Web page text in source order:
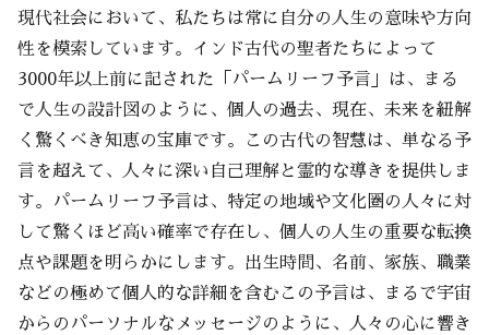
現代社会において、私たちは常に自分の人生の意味や方向
性を模索しています。インド古代の聖者たちによって
3000年以上前に記された「パームリーフ予言」は、まる
で人生の設計図のように、個人の過去、現在、未来を紐解
く驚くべき知恵の宝庫です。この古代の智慧は、単なる予
言を超えて、人々に深い自己理解と霊的な導きを提供しま
す。パームリーフ予言は、特定の地域や文化圏の人々に対
して驚くほど高い確率で存在し、個人の人生の重要な転換
点や課題を明らかにします。出生時間、名前、家族、職業
などの極めて個人的な詳細を含むこの予言は、まるで宇宙
からのパーソナルなメッセージのように、人々の心に響き